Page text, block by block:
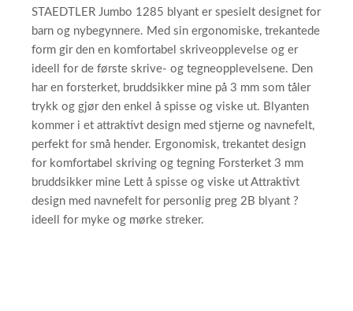
STAEDTLER Jumbo 1285 blyant er spesielt designet for
barn og nybegynnere. Med sin ergonomiske, trekantede
form gir den en komfortabel skriveopplevelse og er
ideell for de første skrive- og tegneopplevelsene. Den
har en forsterket, bruddsikker mine på 3 mm som tåler
trykk og gjør den enkel å spisse og viske ut. Blyanten
kommer i et attraktivt design med stjerne og navnefelt,
perfekt for små hender. Ergonomisk, trekantet design
for komfortabel skriving og tegning Forsterket 3 mm
bruddsikker mine Lett å spisse og viske ut Attraktivt
design med navnefelt for personlig preg 2B blyant ?
ideell for myke og mørke streker.